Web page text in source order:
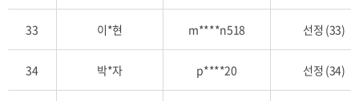
33 이*현 m****n518 선정 (33)
34 박*자 p****20 선정 (34)